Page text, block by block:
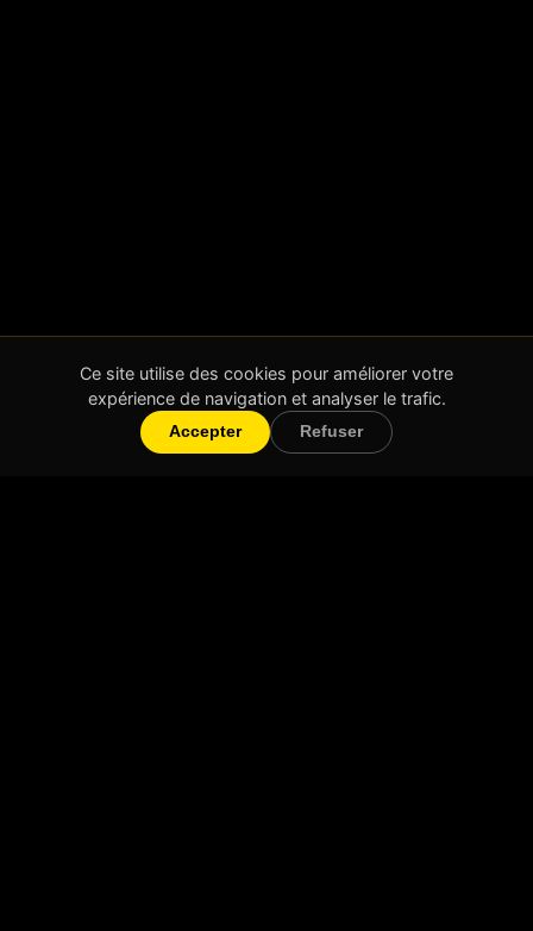
Ce site utilise des cookies pour améliorer votre
expérience de navigation et analyser le trafic.
Accepter Refuser